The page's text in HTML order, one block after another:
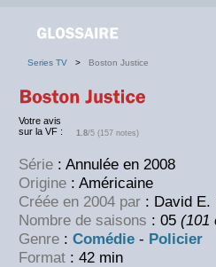
Series TV > Boston Justice
Votre avis
sur la VF :
1.8/5 (157 notes)
Série : Annulée en 2008
Origine : Américaine
Créée en 2004 par : David E.
Nombre de saisons : 05 (101
Genre : Comédie - Policier
Format : 42 min